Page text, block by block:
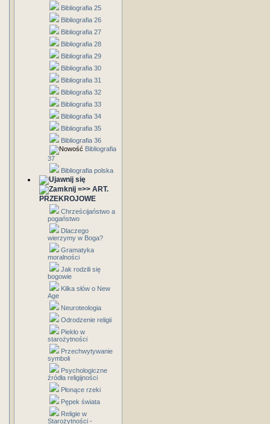
Bibliografia 25
Bibliografia 26
Bibliografia 27
Bibliografia 28
Bibliografia 29
Bibliografia 30
Bibliografia 31
Bibliografia 32
Bibliografia 33
Bibliografia 34
Bibliografia 35
Bibliografia 36
Bibliografia
37
Bibliografia polska
=>> ART.
PRZEKROJOWE
Chrześcijaństwo a
pogaństwo
Dlaczego
wierzymy w Boga?
Gramatyka
moralności
Jak rodzili się
bogowie
Kilka słów o New
Age
Neuroteologia
Odrodzenie religii
Piekło w
starożytności
Przechwytywanie
symboli
Psychologiczne
źródła religijności
Płonące rzeki
Pępek świata
Religie w
Starożytności -